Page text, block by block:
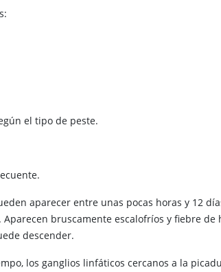
el tipo de peste.
aparecer entre unas pocas horas y 12
bruscamente escalofríos y fiebre de
descender.
los ganglios linfáticos cercanos a la